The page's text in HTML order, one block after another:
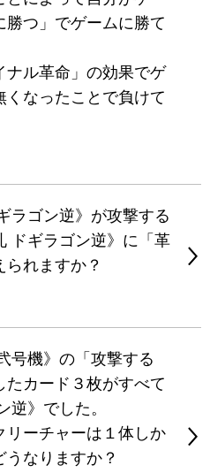
つ」でゲームに勝て
ナル革命」の効果でゲ
なったことで負けて
ラゴン逆》が攻撃する
ドギラゴン逆》に「革
れますか？
号機》の「攻撃する
カード３枚がすべて
逆》でした。
リーチャーは１体しか
なりますか？